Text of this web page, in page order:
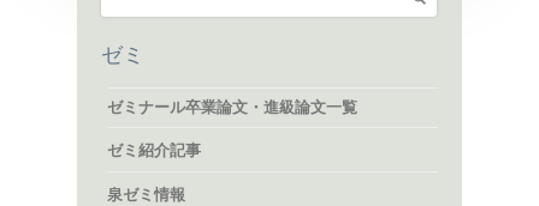
ゼミ
ゼミナール卒業論文・進級論文一覧
ゼミ紹介記事
泉ゼミ情報